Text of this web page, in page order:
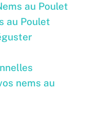
au Poulet
au Poulet
nems au